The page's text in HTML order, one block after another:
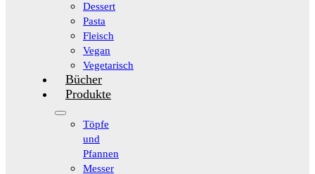
Dessert
Pasta
Fleisch
Vegan
Vegetarisch
Bücher
Produkte
Töpfe
und
Pfannen
Messer